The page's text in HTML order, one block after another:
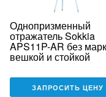
Однопризменный
отражатель Sokkia
APS11P-AR без
вешкой и стойкой
ЗАПРОСИТЬ ЦЕНУ